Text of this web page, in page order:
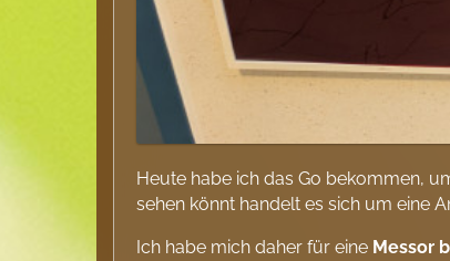
Heute habe ich das Go bekommen,
sehen könnt handelt es sich um eine
Ich habe mich daher für eine Messor